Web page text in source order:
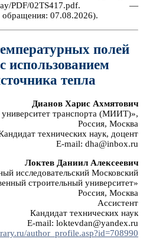
PDF/02TS417.pdf. —
07.08.2026).
полей
использованием
тепла
Дианов Харис Ахмятович
транспорта (МИИТ)»,
Россия, Москва
технических наук, доцент
E-mail: dha@inbox.ru
Локтев Даниил Алексеевич
исследовательский Московский
строительный университет»
Россия, Москва
Ассистент
Кандидат технических наук
E-mail: loktevdan@yandex.ru
author_profile.asp?id=708990